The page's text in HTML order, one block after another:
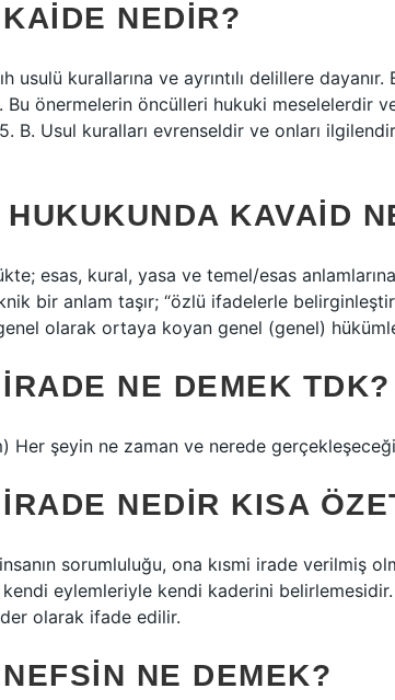
NEDIR?
usulü kurallarına ve ayrıntılı delillere
Bu önermelerin öncülleri hukuki meselelerdir
B. Usul kuralları evrenseldir ve onları
KAVAID
esas, kural, yasa ve temel/esas
bir anlam taşır; “özlü ifadelerle
olarak ortaya koyan genel (genel)
NE DEMEK TDK?
Her şeyin ne zaman ve nerede
NEDIR KISA
sorumluluğu, ona kısmi irade verilmiş
eylemleriyle kendi kaderini
olarak ifade edilir.
NE DEMEK?